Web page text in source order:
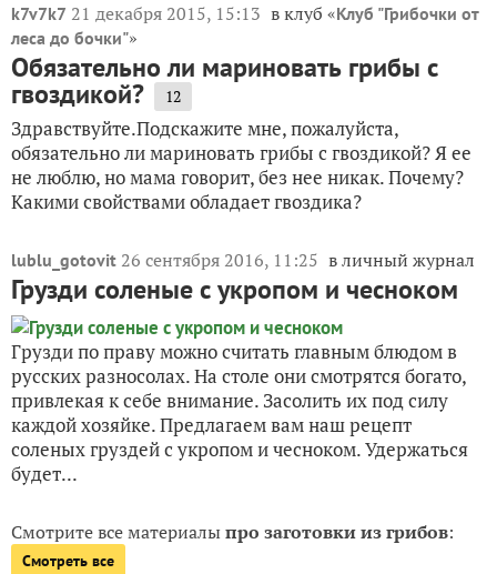
k7v7k7 21 декабря 2015, 15:13 в клуб «Клуб "Грибочки от
леса до бочки"»
Обязательно ли мариновать грибы с
гвоздикой? 12
Здравствуйте.Подскажите мне, пожалуйста,
обязательно ли мариновать грибы с гвоздикой? Я ее
не люблю, но мама говорит, без нее никак. Почему?
Какими свойствами обладает гвоздика?
lublu_gotovit 26 сентября 2016, 11:25 в личный журнал
Грузди соленые с укропом и чесноком
Грузди по праву можно считать главным блюдом в
русских разносолах. На столе они смотрятся богато,
привлекая к себе внимание. Засолить их под силу
каждой хозяйке. Предлагаем вам наш рецепт
соленых груздей с укропом и чесноком. Удержаться
будет...
Смотрите все материалыпро заготовки из грибов:
Смотреть все